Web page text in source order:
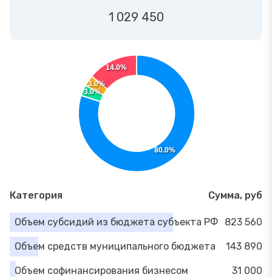
1 029 450
80.0%
3.0%
3.0%
14.0%
Категория Сумма, руб
Объем субсидий из бюджета субъекта РФ 823 560
Объем средств муниципального бюджета 143 890
Объем софинансирования бизнесом 31 000